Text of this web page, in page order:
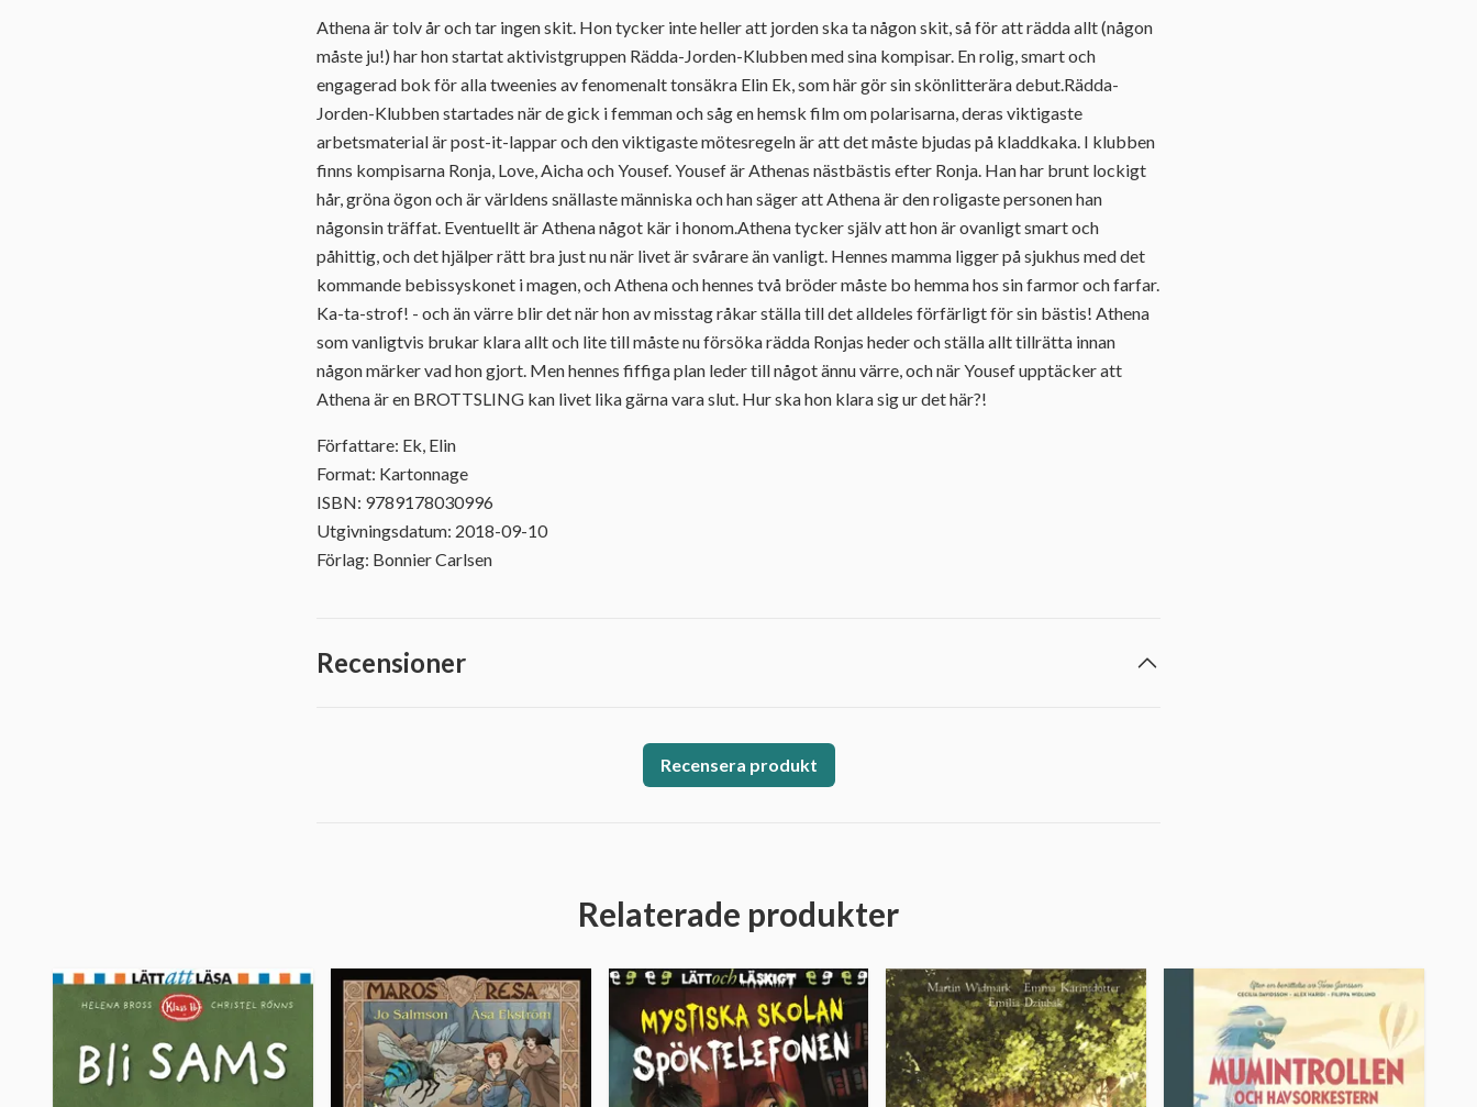
Athena är tolv år och tar ingen skit. Hon tycker inte heller att jorden ska ta någon skit, så för att rädda allt (någon
måste ju!) har hon startat aktivistgruppen Rädda-Jorden-Klubben med sina kompisar. En rolig, smart och
engagerad bok för alla tweenies av fenomenalt tonsäkra Elin Ek, som här gör sin skönlitterära debut.Rädda-
Jorden-Klubben startades när de gick i femman och såg en hemsk film om polarisarna, deras viktigaste
arbetsmaterial är post-it-lappar och den viktigaste mötesregeln är att det måste bjudas på kladdkaka. I klubben
finns kompisarna Ronja, Love, Aicha och Yousef. Yousef är Athenas nästbästis efter Ronja. Han har brunt lockigt
hår, gröna ögon och är världens snällaste människa och han säger att Athena är den roligaste personen han
någonsin träffat. Eventuellt är Athena något kär i honom.Athena tycker själv att hon är ovanligt smart och
påhittig, och det hjälper rätt bra just nu när livet är svårare än vanligt. Hennes mamma ligger på sjukhus med det
kommande bebissyskonet i magen, och Athena och hennes två bröder måste bo hemma hos sin farmor och farfar.
Ka-ta-strof! - och än värre blir det när hon av misstag råkar ställa till det alldeles förfärligt för sin bästis! Athena
som vanligtvis brukar klara allt och lite till måste nu försöka rädda Ronjas heder och ställa allt tillrätta innan
någon märker vad hon gjort. Men hennes fiffiga plan leder till något ännu värre, och när Yousef upptäcker att
Athena är en BROTTSLING kan livet lika gärna vara slut. Hur ska hon klara sig ur det här?!
Författare: Ek, Elin
Format: Kartonnage
ISBN: 9789178030996
Utgivningsdatum: 2018-09-10
Förlag: Bonnier Carlsen
Recensioner
Recensera produkt
Relaterade produkter